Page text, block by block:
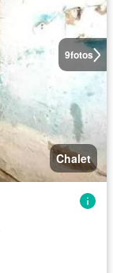
9fotos
Chalet